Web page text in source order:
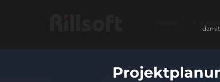
damit